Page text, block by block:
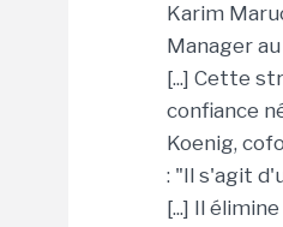
Karim
Manager
[...] Cette
confiance
Koenig,
: "Il s'agit
[...] Il